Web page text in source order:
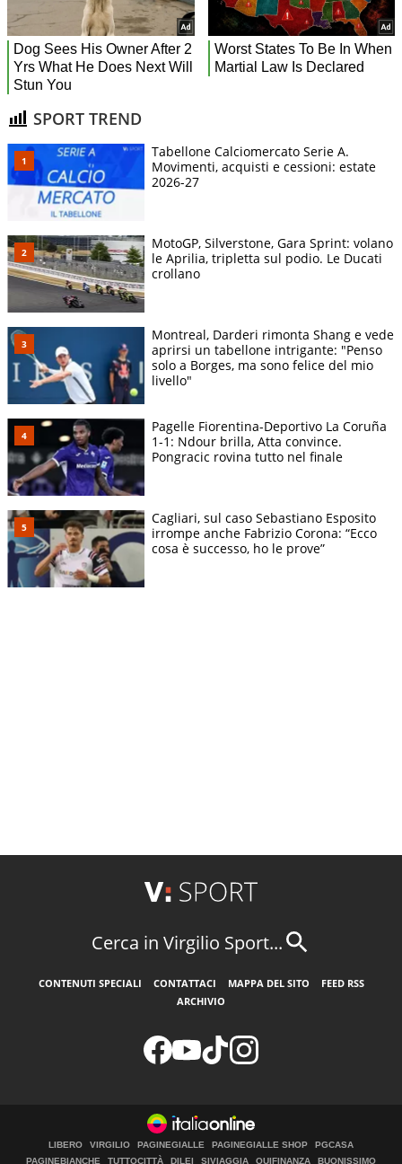
SPORT TREND
Tabellone Calciomercato Serie A.
Movimenti, acquisti e cessioni: estate
2026-27
MotoGP, Silverstone, Gara Sprint: volano
le Aprilia, tripletta sul podio. Le Ducati
crollano
Montreal, Darderi rimonta Shang e vede
aprirsi un tabellone intrigante: "Penso
solo a Borges, ma sono felice del mio
livello"
Pagelle Fiorentina-Deportivo La Coruña
1-1: Ndour brilla, Atta convince.
Pongracic rovina tutto nel finale
Cagliari, sul caso Sebastiano Esposito
irrompe anche Fabrizio Corona: “Ecco
cosa è successo, ho le prove”
Cerca in Virgilio Sport...
CONTENUTI SPECIALI CONTATTACI MAPPA DEL SITO
FEED RSS
ARCHIVIO
LIBERO VIRGILIO PAGINEGIALLE PAGINEGIALLE SHOP
PGCASA
PAGINEBIANCHE
TUTTOCITTÀ DILEI SIVIAGGIA QUIFINANZA BUONISSIMO